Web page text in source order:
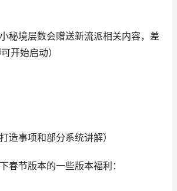
秘境层数会赠送新流派相关内容，差
开始启动）
造事项和部分系统讲解）
春节版本的一些版本福利：